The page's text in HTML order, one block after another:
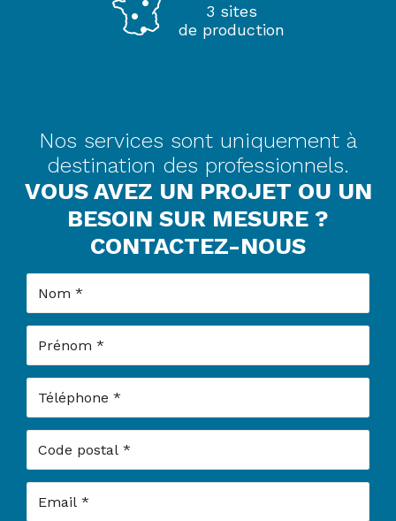
3 sites
de production
Nos services sont uniquement à
destination des professionnels.
VOUS AVEZ UN PROJET OU UN
BESOIN SUR MESURE ?
CONTACTEZ-NOUS